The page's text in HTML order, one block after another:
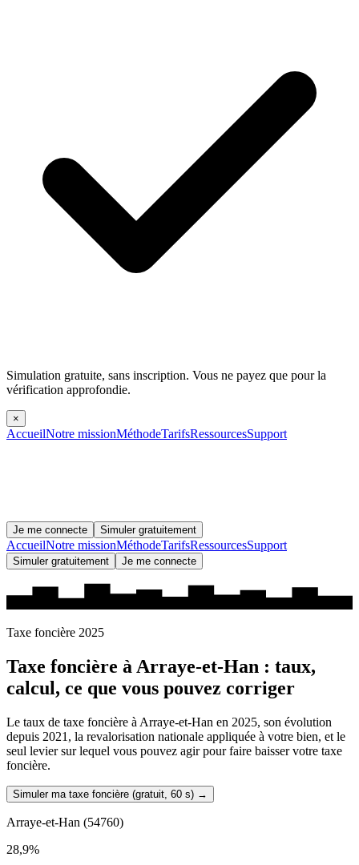
Simulation gratuite, sans inscription. Vous ne payez que pour la
vérification approfondie.
×
AccueilNotre missionMéthodeTarifsRessourcesSupport
Je me connecte Simuler gratuitement
AccueilNotre missionMéthodeTarifsRessourcesSupport
Simuler gratuitement Je me connecte
Taxe foncière 2025
Taxe foncière àArraye-et-Han : taux,
calcul, ce que vous pouvez corriger
Le taux de taxe foncière à Arraye-et-Han en 2025, son évolution
depuis 2021, la revalorisation nationale appliquée à votre bien, et le
seul levier sur lequel vous pouvez agir pour faire baisser votre taxe
foncière.
Simuler ma taxe foncière (gratuit, 60 s) →
Arraye-et-Han (54760)
28,9%